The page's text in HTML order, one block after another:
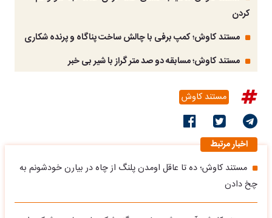
کردن
مستند کاوش؛ کمپ برفی با چالش ساخت پناگاه و پرنده شکاری
مستند کاوش؛ مسابقه دو صد متر گراز با شیر بی خبر
مستند کاوش
اخبار مرتبط
مستند کاوش؛ ده تا عاقل اومدن پلنگ از چاه در بیارن خودشونم به
چخ دادن